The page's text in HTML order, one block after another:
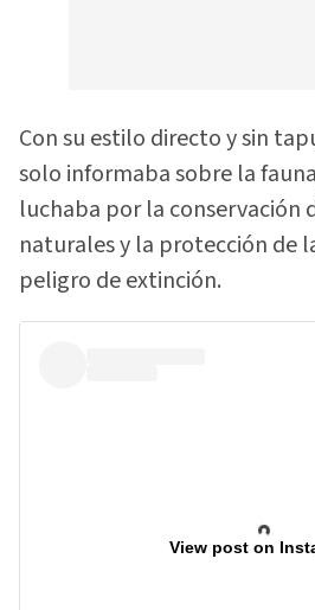
Con su estilo directo y sin
solo informaba sobre la
luchaba por la conservación
naturales y la protección de
peligro de extinción.
View post on